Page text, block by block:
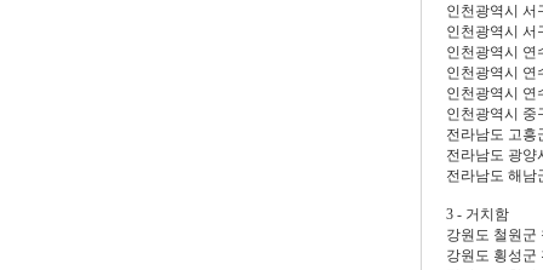
인천광역시 서
인천광역시 서
인천광역시 연
인천광역시 연
인천광역시 연
인천광역시 중
전라남도 고흥
전라남도 광양
전라남도 해남
3 - 거치함
강원도 철원군
강원도 횡성군